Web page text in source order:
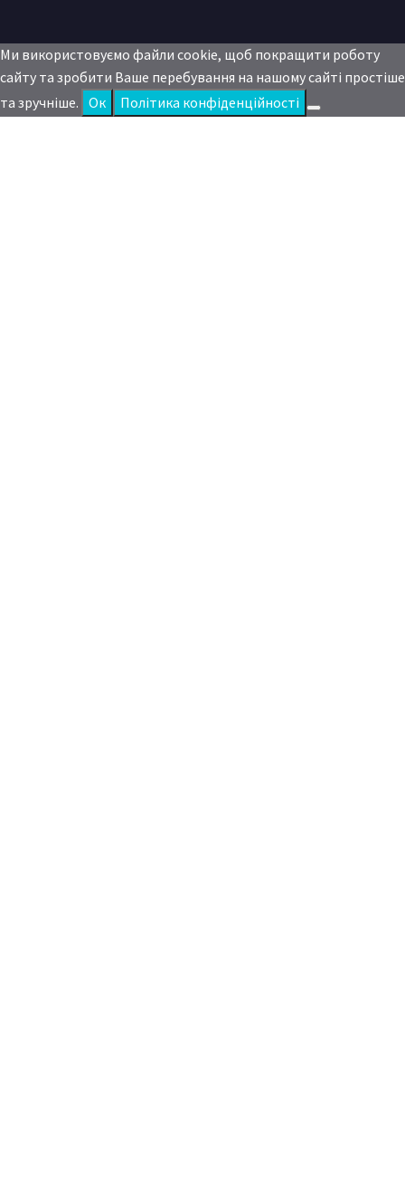
Ми використовуємо файли cookie, щоб покращити роботу
сайту та зробити Ваше перебування на нашому сайті простіше
та зручніше. Oк Політика конфіденційності